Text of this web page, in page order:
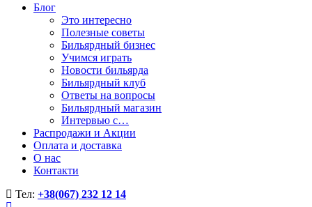
Блог
Это интересно
Полезные советы
Бильярдный бизнес
Учимся играть
Новости бильярда
Бильярдный клуб
Ответы на вопросы
Бильярдный магазин
Интервью с…
Распродажи и Акции
Оплата и доставка
О нас
Контакти
Тел: +38(067) 232 12 14